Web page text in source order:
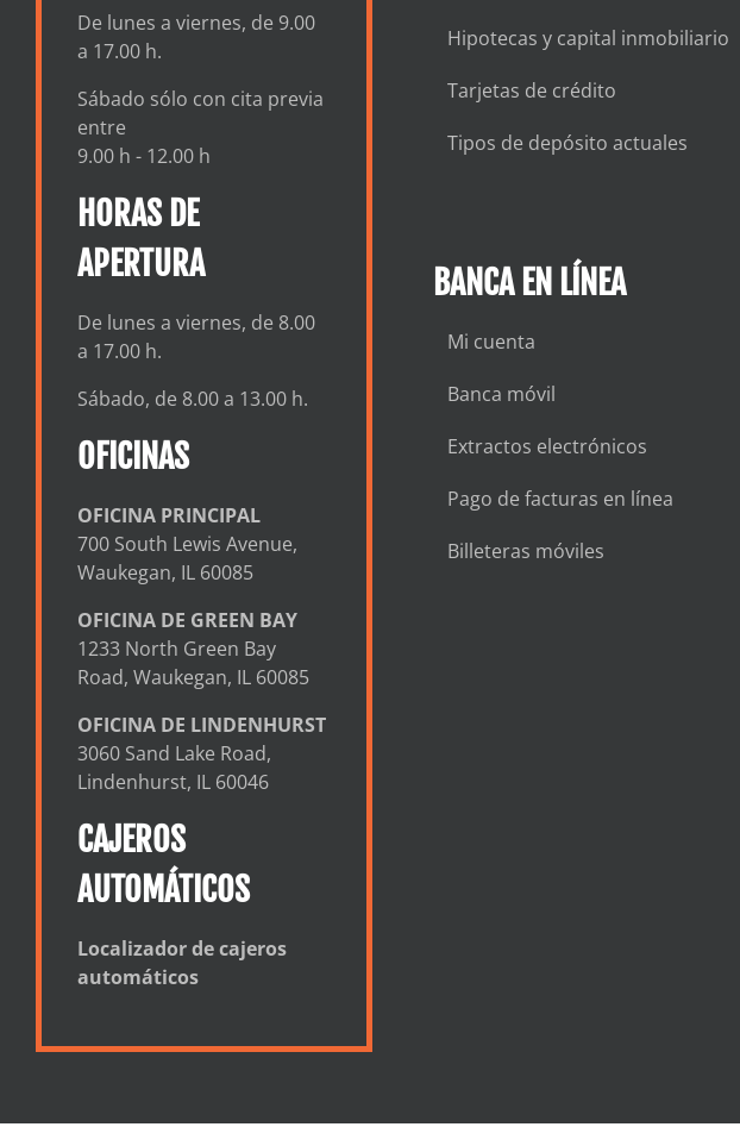
De lunes a viernes, de 9.00
a 17.00 h.
Sábado sólo con cita previa
entre
9.00 h - 12.00 h
HORAS DE
APERTURA
De lunes a viernes, de 8.00
a 17.00 h.
Sábado, de 8.00 a 13.00 h.
OFICINAS
OFICINA PRINCIPAL
700 South Lewis Avenue,
Waukegan, IL 60085
OFICINA DE GREEN BAY
1233 North Green Bay
Road, Waukegan, IL 60085
OFICINA DE LINDENHURST
3060 Sand Lake Road,
Lindenhurst, IL 60046
CAJEROS
AUTOMÁTICOS
Localizador de cajeros
automáticos
Hipotecas y capital inmobiliario
Tarjetas de crédito
Tipos de depósito actuales
BANCA EN LÍNEA
Mi cuenta
Banca móvil
Extractos electrónicos
Pago de facturas en línea
Billeteras móviles